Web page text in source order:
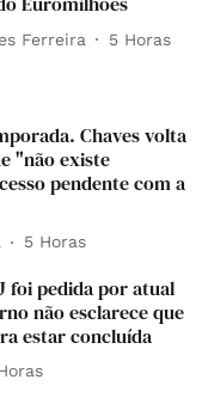
Ferreira 5 Horas
Chaves volta
"não existe
pendente com a
5 Horas
foi pedida por atual
não esclarece que
estar concluída